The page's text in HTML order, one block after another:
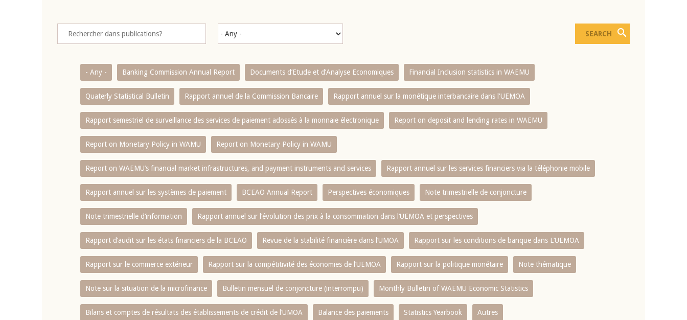
- Any - Banking Commission Annual Report Documents d’Etude et d’Analyse Economiques Financial Inclusion statistics in WAEMU
Quaterly Statistical Bulletin Rapport annuel de la Commission Bancaire Rapport annuel sur la monétique interbancaire dans l'UEMOA
Rapport semestriel de surveillance des services de paiement adossés à la monnaie électronique Report on deposit and lending rates in WAEMU
Report on Monetary Policy in WAMU Report on Monetary Policy in WAMU
Report on WAEMU’s financial market infrastructures, and payment instruments and services Rapport annuel sur les services financiers via la téléphonie mobile
Rapport annuel sur les systèmes de paiement BCEAO Annual Report Perspectives économiques Note trimestrielle de conjoncture
Note trimestrielle d‘information Rapport annuel sur l‘évolution des prix à la consommation dans l‘UEMOA et perspectives
Rapport d‘audit sur les états financiers de la BCEAO Revue de la stabilité financière dans l‘UMOA Rapport sur les conditions de banque dans L‘UEMOA
Rapport sur le commerce extérieur Rapport sur la compétitivité des économies de l‘UEMOA Rapport sur la politique monétaire Note thématique
Note sur la situation de la microfinance Bulletin mensuel de conjoncture (interrompu) Monthly Bulletin of WAEMU Economic Statistics
Bilans et comptes de résultats des établissements de crédit de l‘UMOA Balance des paiements Statistics Yearbook Autres